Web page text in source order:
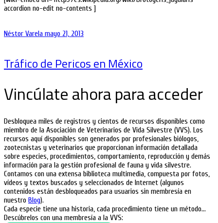
accordion no-edit no-contents ]
Néstor Varela mayo 21, 2013
Tráfico de Pericos en México
Vincúlate ahora para acceder
Desbloquea miles de registros y cientos de recursos disponibles como
miembro de la Asociación de Veterinarios de Vida Silvestre (VVS). Los
recursos aquí disponibles son generados por profesionales biólogos,
zootecnistas y veterinarios que proporcionan información detallada
sobre especies, procedimientos, comportamiento, reproducción y demás
información para la gestión profesional de fauna y vida silvestre.
Contamos con una extensa biblioteca multimedia, compuesta por fotos,
vídeos y textos buscados y seleccionados de Internet (algunos
contenidos están desbloqueados para usuarios sin membresía en
nuestro Blog).
Cada especie tiene una historia, cada procedimiento tiene un método…
Descúbrelos con una membresía a la VVS: